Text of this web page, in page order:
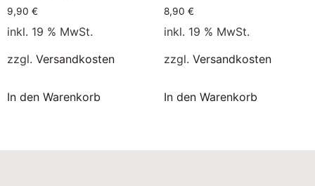
9,90 €
inkl. 19 % MwSt.
zzgl. Versandkosten
In den Warenkorb
8,90 €
inkl. 19 % MwSt.
zzgl. Versandkosten
In den Warenkorb